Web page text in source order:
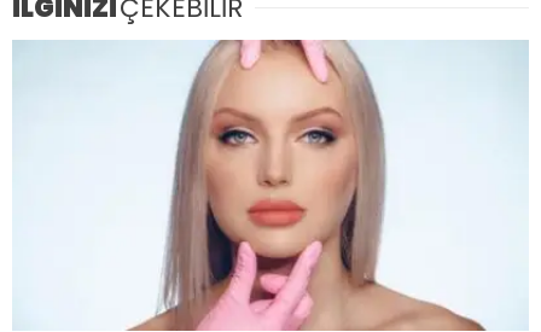
İLGİNİZİÇEKEBİLİR